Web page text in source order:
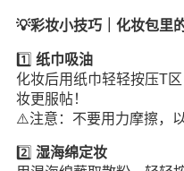
💡彩妆小技巧｜化妆包里
1️⃣ 纸巾吸油
化妆后用纸巾轻轻按压T
妆更服帖！
⚠️注意：不要用力摩擦，
2️⃣ 湿海绵定妆